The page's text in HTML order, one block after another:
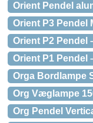
Orient Pendel
Orient P3 Pendel
Orient P2 Pendel
Orient P1 Pendel
Orga Bordlampe
Org Væglampe
Org Pendel